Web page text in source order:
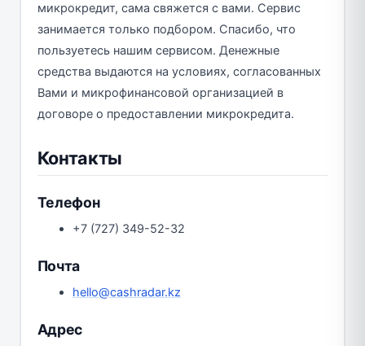
микрокредит, сама свяжется с вами. Сервис
занимается только подбором. Спасибо, что
пользуетесь нашим сервисом. Денежные
средства выдаются на условиях, согласованных
Вами и микрофинансовой организацией в
договоре о предоставлении микрокредита.
Контакты
Телефон
+7 (727) 349-52-32
Почта
hello@cashradar.kz
Адрес